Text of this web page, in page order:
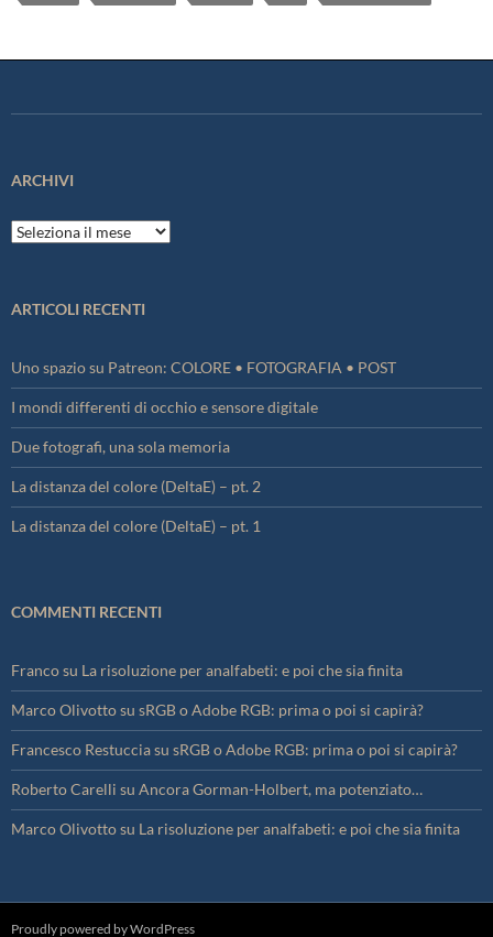
ARCHIVI
Archivi
ARTICOLI RECENTI
Uno spazio su Patreon: COLORE • FOTOGRAFIA • POST
I mondi differenti di occhio e sensore digitale
Due fotografi, una sola memoria
La distanza del colore (DeltaE) – pt. 2
La distanza del colore (DeltaE) – pt. 1
COMMENTI RECENTI
Francosu La risoluzione per analfabeti: e poi che sia finita
Marco Olivottosu sRGB o Adobe RGB: prima o poi si capirà?
Francesco Restucciasu sRGB o Adobe RGB: prima o poi si capirà?
Roberto Carelli su Ancora Gorman-Holbert, ma potenziato…
Marco Olivottosu La risoluzione per analfabeti: e poi che sia finita
Proudly powered by WordPress